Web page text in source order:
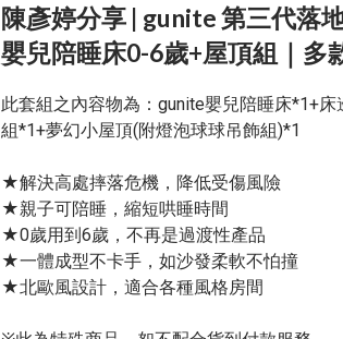
陳彥婷分享 | gunite 第三代落
嬰兒陪睡床0-6歲+屋頂組｜多
此套組之內容物為：gunite嬰兒陪睡床*1+床
組*1+夢幻小屋頂(附燈泡球球吊飾組)*1
★解決高處摔落危機，降低受傷風險
★親子可陪睡，縮短哄睡時間
★0歲用到6歲，不再是過渡性產品
★一體成型不卡手，如沙發柔軟不怕撞
★北歐風設計，適合各種風格房間